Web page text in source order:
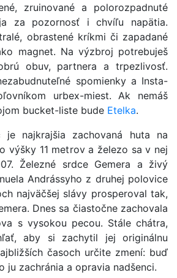
zruinované a polorozpadnuté
za pozornosť i chvíľu napätia.
obrastené kríkmi či zapadané
magnet. Na výzbroj potrebuješ
obuv, partnera a trpezlivosť.
spomienky a Insta-
urbex-miest. Ak nemáš
bucket-liste bude Etelka.
je najkrajšia zachovaná huta na
výšky 11 metrov a železo sa v nej
Železné srdce Gemera a živý
Andrássyho z druhej polovice
najväčšej slávy prosperoval tak,
Dnes sa čiastočne zachovala
s vysokou pecou. Stále chátra,
aby si zachytil jej originálnu
časoch určite zmení: buď
ju zachránia a opravia nadšenci.